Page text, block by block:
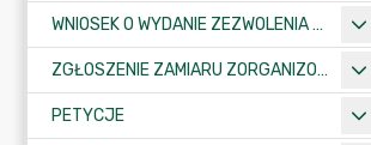
WNIOSEK O WYDANIE ZEZWOLENIA NA ZAJĘCIE PASA DROGOWEGO
ZGŁOSZENIE ZAMIARU ZORGANIZOWANIA ZGROMADZENIA
PETYCJE